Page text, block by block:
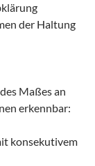
der Haltung
Maßes an
erkennbar:
konsekutivem